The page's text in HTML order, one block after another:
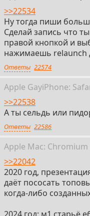
>>22534
Ну тогда пиши
Сделай запись что
правой кнопкой и
нажимаешь relaunch
Ответы 22574
Apple GayiPhone:
>>22538
А ты сельдь или
Ответы 22586
Apple Mac: Chromium
>>22042
2020 год,
даёт пососать
когда-либо